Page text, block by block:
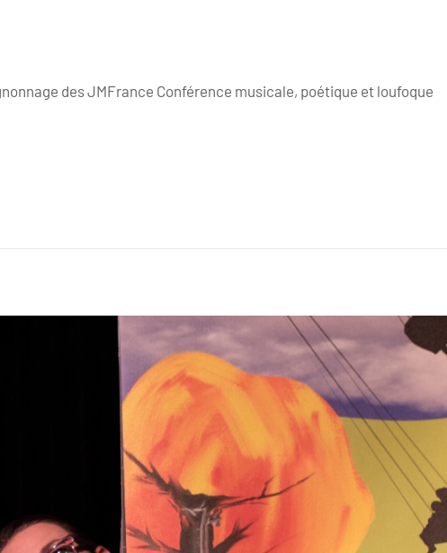
des JMFrance Conférence musicale, poétique et loufoque